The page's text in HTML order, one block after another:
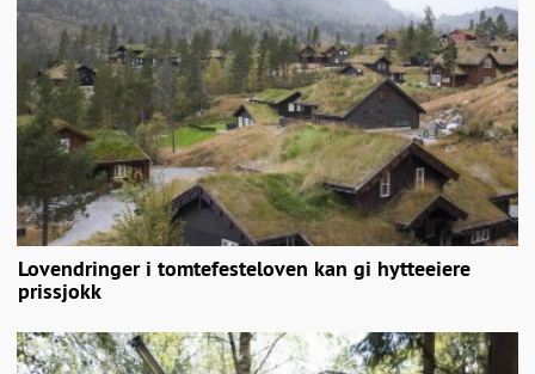
Lovendringer i tomtefesteloven kan gi hytteeiere
prissjokk